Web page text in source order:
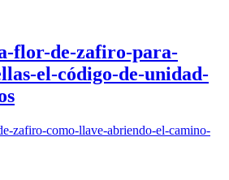
flor-de-zafiro-para-
el-código-de-unidad-